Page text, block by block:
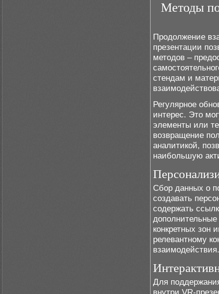
Методы
Продолжение
презентации
методов –
стендам и
Регулярное
интерес. Это
элементы или
возвращение
аналитикой,
наибольшую
Сбор данных о
создавать
содержать
конкретных зон
релевантному
взаимодействия.
Для
внутри VR-